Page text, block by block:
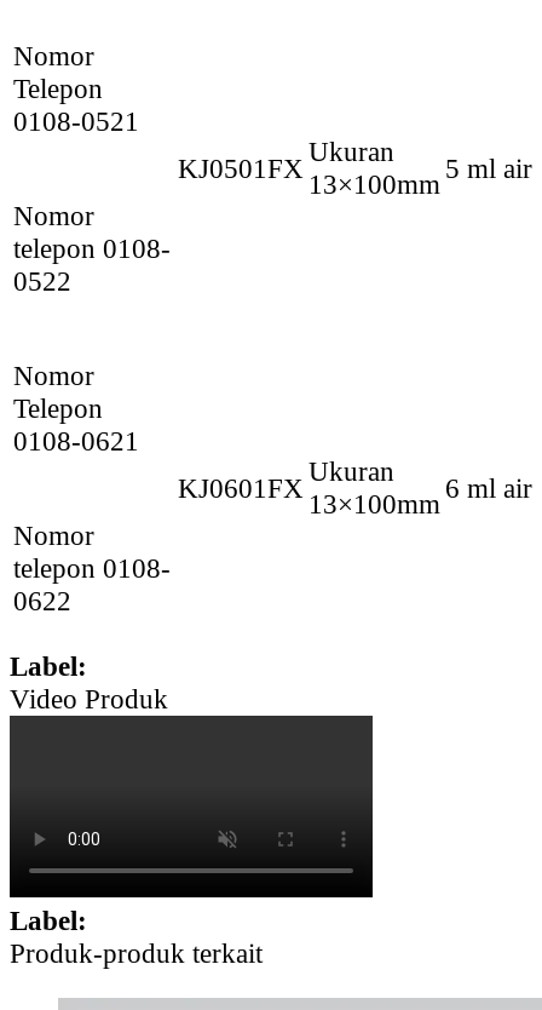
Nomor
Telepon
0108-0521
KJ0501FX
Ukuran
13×100mm5 ml air
Nomor
telepon 0108-
0522
Nomor
Telepon
0108-0621
KJ0601FX
Ukuran
13×100mm6 ml air
Nomor
telepon 0108-
0622
Label:
Video Produk
Label:
Produk-produk terkait